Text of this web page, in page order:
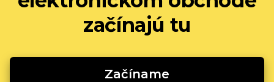
začínajú tu
Začíname